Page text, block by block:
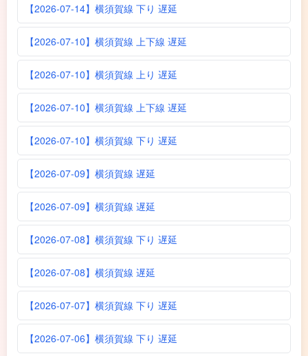
【2026-07-14】横須賀線 下り 遅延
【2026-07-10】横須賀線 上下線 遅延
【2026-07-10】横須賀線 上り 遅延
【2026-07-10】横須賀線 上下線 遅延
【2026-07-10】横須賀線 下り 遅延
【2026-07-09】横須賀線 遅延
【2026-07-09】横須賀線 遅延
【2026-07-08】横須賀線 下り 遅延
【2026-07-08】横須賀線 遅延
【2026-07-07】横須賀線 下り 遅延
【2026-07-06】横須賀線 下り 遅延